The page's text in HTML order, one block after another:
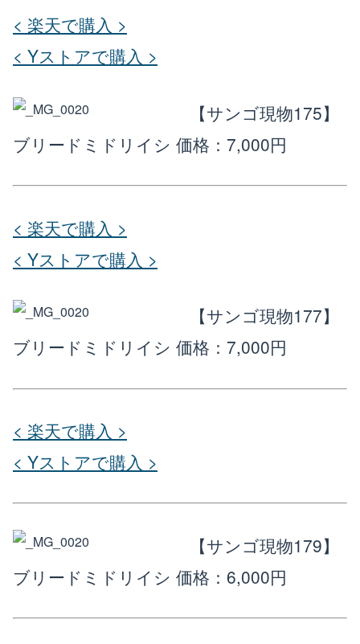
< 楽天で購入 >
< Yストアで購入 >
【サンゴ現物175】
ブリードミドリイシ 価格：7,000円
< 楽天で購入 >
< Yストアで購入 >
【サンゴ現物177】
ブリードミドリイシ 価格：7,000円
< 楽天で購入 >
< Yストアで購入 >
【サンゴ現物179】
ブリードミドリイシ 価格：6,000円